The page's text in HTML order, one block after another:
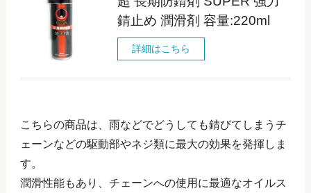
錆止め 潤滑剤 容量:220ml
詳細はこちら
こちらの商品は、雨などでどうしても錆びてしまうチ
ェーンなどの駆動部やネジ類に最大の効果を発揮しま
す。
潤滑性能もあり、チェーンへの使用に最適なオイルス